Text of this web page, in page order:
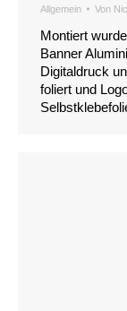
Allgemein Von
Montiert
Banner
Digitaldruck
foliert und